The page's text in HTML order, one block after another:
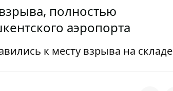
полностью
аэропорта
к месту взрыва на складе